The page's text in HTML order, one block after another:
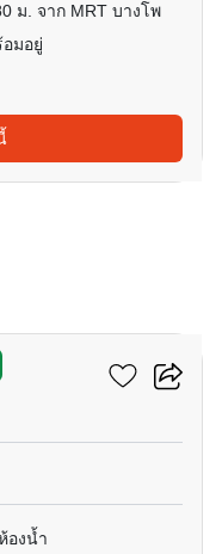
ม. จาก MRT บางโพ
มอยู่
องน้ำ